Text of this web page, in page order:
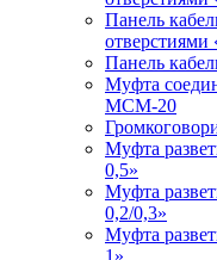
Панель
отверстиями
Панель
Муфта
МСМ-20
Муфта
0,5»
Муфта
0,2/0,3»
Муфта
1»